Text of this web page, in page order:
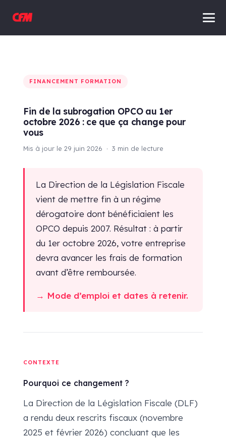
FINANCEMENT FORMATION
Fin de la subrogation OPCO au 1er
octobre 2026 : ce que ça change pour
vous
Mis à jour le 29 juin 2026 · 3 min de lecture
La Direction de la Législation Fiscale
vient de mettre fin à un régime
dérogatoire dont bénéficiaient les
OPCO depuis 2007. Résultat : à partir
du 1er octobre 2026, votre entreprise
devra avancer les frais de formation
avant d’être remboursée.
→ Mode d’emploi et dates à retenir.
CONTEXTE
Pourquoi ce changement ?
La Direction de la Législation Fiscale (DLF)
a rendu deux rescrits fiscaux (novembre
2025 et février 2026) concluant que les